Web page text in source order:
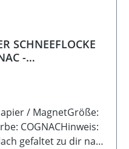
SCHNEEFLOCKE
-
/ MagnetGröße:
COGNACHinweis:
gefaltet zu dir nach